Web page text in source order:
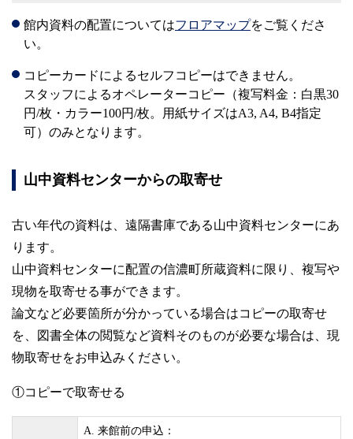
館内資料の配置についてはフロアマップをご覧くださ
い。
コピーカードによるセルフコピーはできません。
スタッフによるオペレーターコピー（複写料金：白黒30
円/枚・カラー100円/枚。用紙サイズはA3, A4, B4指定
可）のみとなります。
山中資料センターからの取寄せ
古い年代の資料は、遠隔書庫である山中資料センターにあ
ります。
山中資料センターに配置の信濃町所蔵資料に限り、複写や
現物を取寄せる事ができます。
論文など必要箇所が分かっている場合はコピーの取寄せ
を、図書全体の閲覧など資料そのものが必要な場合は、現
物取寄せをお申込みください。
①コピーで取寄せる
A. 来館前の申込：